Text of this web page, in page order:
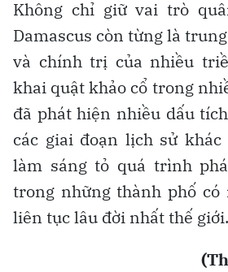
Không chỉ giữ vai trò
Damascus còn từng là
và chính trị của nhiều
khai quật khảo cổ trong
đã phát hiện nhiều dấu
các giai đoạn lịch sử khác
làm sáng tỏ quá trình
trong những thành phố có
liên tục lâu đời nhất thế giới.